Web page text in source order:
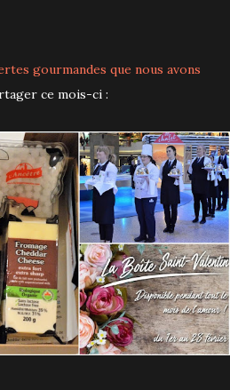
gourmandes que nous avons
ce mois-ci :